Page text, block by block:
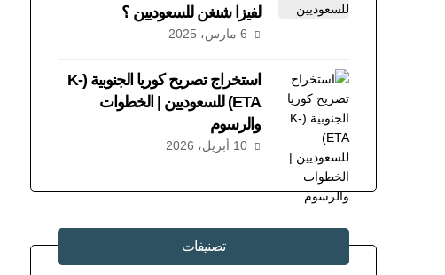
لفيزا شنغن للسعوديين ؟
6 مارس، 2025
استخراج تصريح كوريا الجنوبية (K-
ETA) للسعوديين | الخطوات
والرسوم
10 أبريل، 2026
تصنيفات